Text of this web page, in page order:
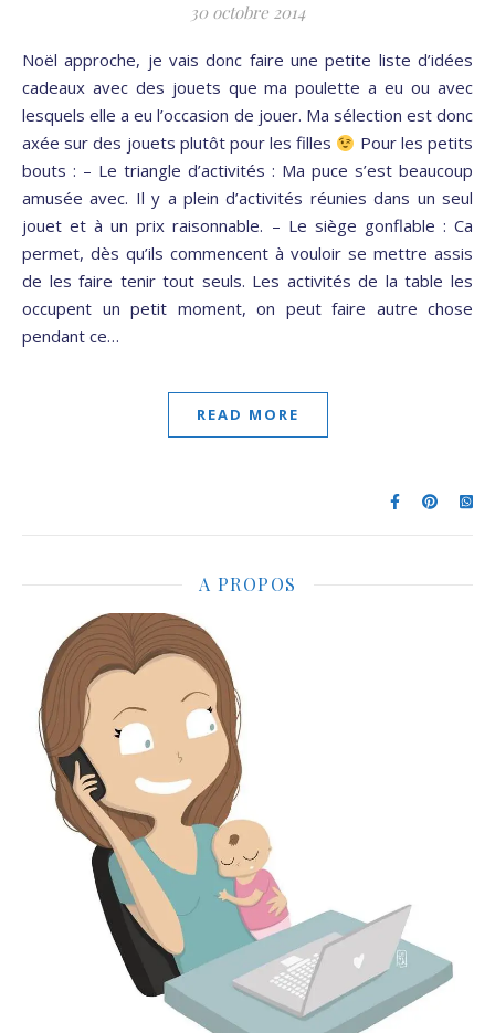
30 octobre 2014
Noël approche, je vais donc faire une petite liste d’idées
cadeaux avec des jouets que ma poulette a eu ou avec
lesquels elle a eu l’occasion de jouer. Ma sélection est donc
axée sur des jouets plutôt pour les filles
Pour les petits
bouts : – Le triangle d’activités : Ma puce s’est beaucoup
amusée avec. Il y a plein d’activités réunies dans un seul
jouet et à un prix raisonnable. – Le siège gonflable : Ca
permet, dès qu’ils commencent à vouloir se mettre assis
de les faire tenir tout seuls. Les activités de la table les
occupent un petit moment, on peut faire autre chose
pendant ce…
READ MORE
A PROPOS